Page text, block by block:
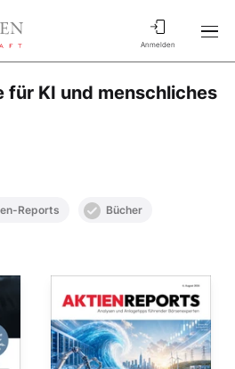
Anmelden
für KI und menschliches
Reports Bücher